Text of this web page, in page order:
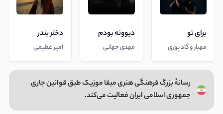
برای تو
مهیار و گاد پوری
دیوونه بودم
مهدی جهانی
دختر بندر
امیر عظیمی
رسانهٔ بزرگ فرهنگی هنری میفا موزیک طبق قوانین جاری
جمهوری اسلامی ایران فعالیت می‌کند.